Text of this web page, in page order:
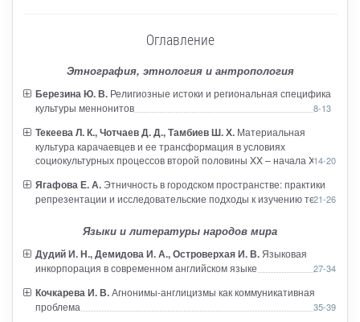
Оглавление
Этнография, этнология и антропология
Березина Ю. В.Религиозные истоки и региональная специфика
культуры меннонитов
8-13
Текеева Л. К., Чотчаев Д. Д., Тамбиев Ш. Х.Материальная
культура карачаевцев и ее трансформация в условиях
социокультурных процессов второй половины XX – начала XXI в.
14-20
Ягафова Е. А.Этничность в городском пространстве: практики
репрезентации и исследовательские подходы к изучению темы
21-26
Языки и литературы народов мира
Дудий И. Н., Демидова И. А., Островерхая И. В.Языковая
инкорпорация в современном английском языке
27-34
Кочкарева И. В.Агнонимы-англицизмы как коммуникативная
проблема
35-39